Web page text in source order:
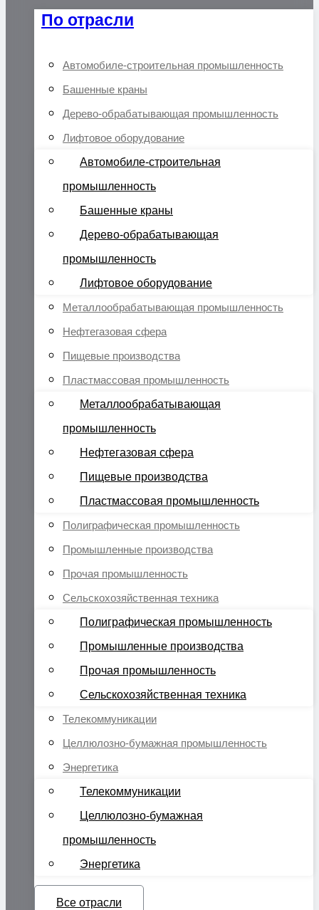
По отрасли
Автомобиле-строительная промышленность
Башенные краны
Дерево-обрабатывающая промышленность
Лифтовое оборудование
Автомобиле-строительная
промышленность
Башенные краны
Дерево-обрабатывающая
промышленность
Лифтовое оборудование
Металлообрабатывающая промышленность
Нефтегазовая сфера
Пищевые производства
Пластмассовая промышленность
Металлообрабатывающая
промышленность
Нефтегазовая сфера
Пищевые производства
Пластмассовая промышленность
Полиграфическая промышленность
Промышленные производства
Прочая промышленность
Сельскохозяйственная техника
Полиграфическая промышленность
Промышленные производства
Прочая промышленность
Сельскохозяйственная техника
Телекоммуникации
Целлюлозно-бумажная промышленность
Энергетика
Телекоммуникации
Целлюлозно-бумажная
промышленность
Энергетика
Все отрасли